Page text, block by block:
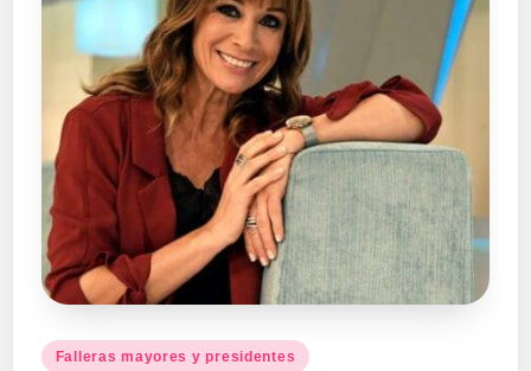
Publicado
Falleras mayores y presidentes